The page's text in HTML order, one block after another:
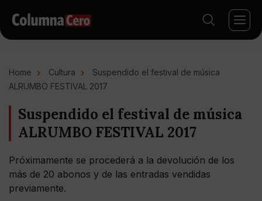
Home Cultura
Suspendido el festival de música
ALRUMBO FESTIVAL 2017
Suspendido el festival de música
ALRUMBO FESTIVAL 2017
Próximamente se procederá a la devolución de los
más de 20 abonos y de las entradas vendidas
previamente.